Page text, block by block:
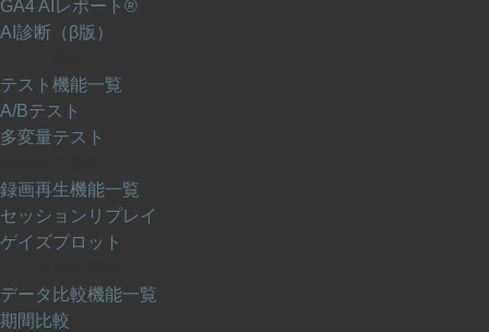
GA4 AIレポート®
AI診断（β版）
テスト機能一覧
A/Bテスト
多変量テスト
録画再生機能一覧
セッションリプレイ
ゲイズプロット
データ比較機能一覧
期間比較